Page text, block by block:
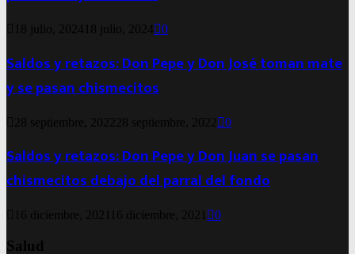
18 julio, 2024 18 julio, 2024 0
Saldos y retazos: Don Pepe y Don José toman mate
y se pasan chismecitos
28 septiembre, 2022 28 septiembre, 2022 0
Saldos y retazos: Don Pepe y Don Juan se pasan
chismecitos debajo del parral del fondo
16 diciembre, 2021 16 diciembre, 2021 0
Salud